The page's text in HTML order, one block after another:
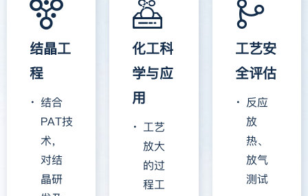
结晶工
程
结合
PAT技
术，
对结
晶研
化工科
学与应
用
工艺
放大
的过
程工
工艺安
全评估
反应
放
热、
放气
测试